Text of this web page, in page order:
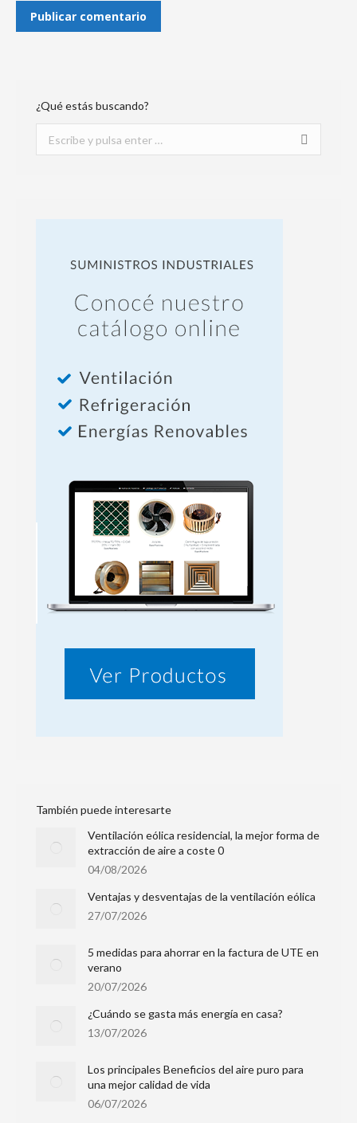
Publicar comentario
¿Qué estás buscando?
También puede interesarte
Ventilación eólica residencial, la mejor forma de
extracción de aire a coste 0
04/08/2026
Ventajas y desventajas de la ventilación eólica
27/07/2026
5 medidas para ahorrar en la factura de UTE en
verano
20/07/2026
¿Cuándo se gasta más energía en casa?
13/07/2026
Los principales Beneficios del aire puro para
una mejor calidad de vida
06/07/2026